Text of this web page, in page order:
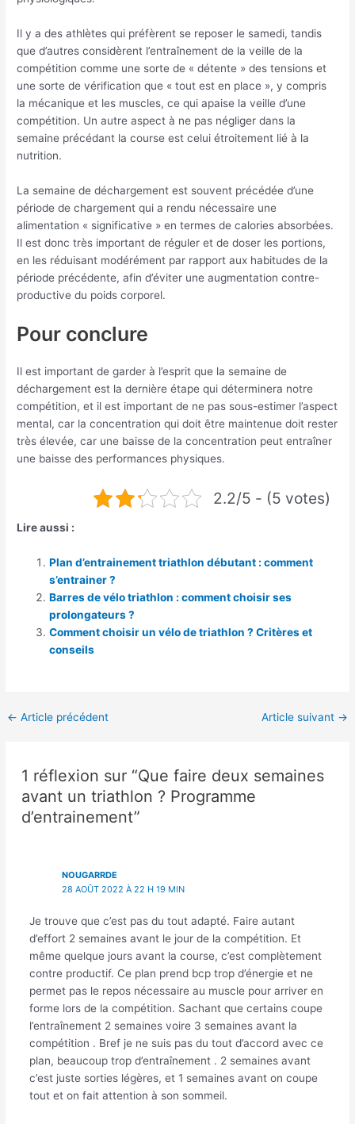
Il y a des athlètes qui préfèrent se reposer le samedi, tandis
que d’autres considèrent l’entraînement de la veille de la
compétition comme une sorte de « détente » des tensions et
une sorte de vérification que « tout est en place », y compris
la mécanique et les muscles, ce qui apaise la veille d’une
compétition. Un autre aspect à ne pas négliger dans la
semaine précédant la course est celui étroitement lié à la
nutrition.
La semaine de déchargement est souvent précédée d’une
période de chargement qui a rendu nécessaire une
alimentation « significative » en termes de calories absorbées.
Il est donc très important de réguler et de doser les portions,
en les réduisant modérément par rapport aux habitudes de la
période précédente, afin d’éviter une augmentation contre-
productive du poids corporel.
Pour conclure
Il est important de garder à l’esprit que la semaine de
déchargement est la dernière étape qui déterminera notre
compétition, et il est important de ne pas sous-estimer l’aspect
mental, car la concentration qui doit être maintenue doit rester
très élevée, car une baisse de la concentration peut entraîner
une baisse des performances physiques.
2.2/5 - (5 votes)
Lire aussi :
Plan d’entrainement triathlon débutant : comment
s’entrainer ?
Barres de vélo triathlon : comment choisir ses
prolongateurs ?
Comment choisir un vélo de triathlon ? Critères et
conseils
← Article précédent Article suivant →
1 réflexion sur “Que faire deux semaines
avant un triathlon ? Programme
d’entrainement”
NOUGARRDE
28 AOÛT 2022 À 22 H 19 MIN
Je trouve que c’est pas du tout adapté. Faire autant
d’effort 2 semaines avant le jour de la compétition. Et
même quelque jours avant la course, c’est complètement
contre productif. Ce plan prend bcp trop d’énergie et ne
permet pas le repos nécessaire au muscle pour arriver en
forme lors de la compétition. Sachant que certains coupe
l’entraînement 2 semaines voire 3 semaines avant la
compétition . Bref je ne suis pas du tout d’accord avec ce
plan, beaucoup trop d’entraînement . 2 semaines avant
c’est juste sorties légères, et 1 semaines avant on coupe
tout et on fait attention à son sommeil.